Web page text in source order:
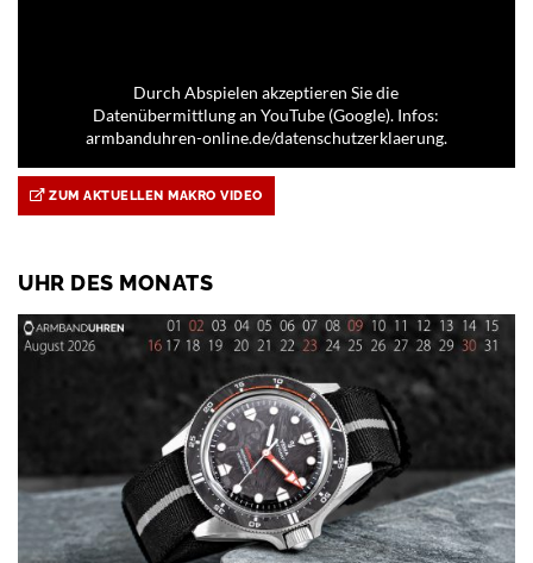
Durch Abspielen akzeptieren Sie die
Datenübermittlung an YouTube (Google). Infos:
armbanduhren-online.de/datenschutzerklaerung.
ZUM AKTUELLEN MAKRO VIDEO
UHR DES MONATS